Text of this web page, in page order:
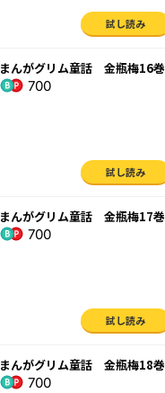
試し読み
まんがグリム童話 金瓶梅16巻
700
試し読み
まんがグリム童話 金瓶梅17巻
700
試し読み
まんがグリム童話 金瓶梅18巻
700